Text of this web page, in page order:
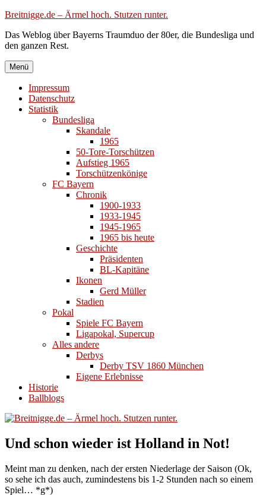
Zum
springen
Breitnigge.de – Ärmel hoch. Stutzen runter.
Das Weblog über Bayerns Traumduo der 80er, die Bundesliga und
den ganzen Rest.
Menü
Impressum
Datenschutz
Statistik
Bundesliga
Skandale
1965
50-Tore-Torschützen
Aufstieg 1965
Torschützenkönige
FC Bayern
Chronik
1900-1933
1933-1945
1945-1965
1965 bis heute
Geschichte
Präsidenten
BL-Kapitäne
Ikonen
Gerd Müller
Stadien
Pokal
Spiele FC Bayern
Ligapokal, Supercup
Alles andere
Derbys
Derby TSV 1860 München
Eigene Erlebnisse
Historie
Ballblogs
Und schon wieder ist Holland in Not!
Meint man zu denken, nach der ersten Niederlage der Saison (Ok,
so sehe ich das auch, zumindestens bis 1-2 Stunden nach so einem
Spiel… *g*)